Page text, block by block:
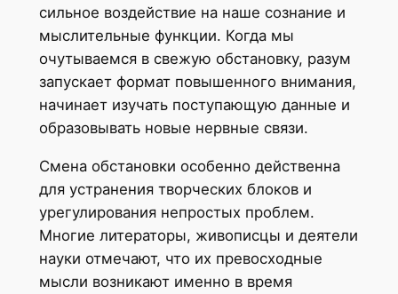
сильное воздействие на наше сознание и
мыслительные функции. Когда мы
очутываемся в свежую обстановку, разум
запускает формат повышенного внимания,
начинает изучать поступающую данные и
образовывать новые нервные связи.
Смена обстановки особенно действенна
для устранения творческих блоков и
урегулирования непростых проблем.
Многие литераторы, живописцы и деятели
науки отмечают, что их превосходные
мысли возникают именно в время